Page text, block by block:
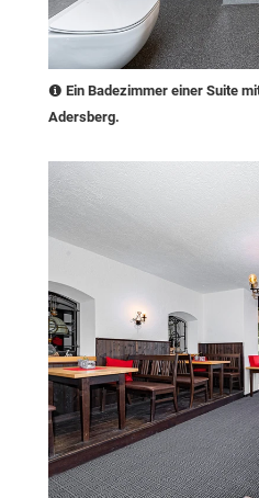
Ein Badezimmer einer Suite
Adersberg.